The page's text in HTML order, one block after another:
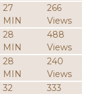
27
MIN
266
Views
28
MIN
488
Views
28
MIN
240
Views
32
333